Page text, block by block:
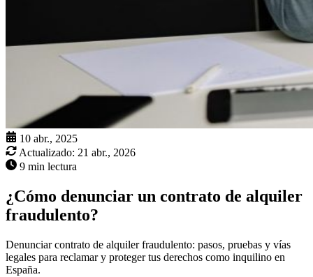
10 abr., 2025
Actualizado: 21 abr., 2026
9 min lectura
¿Cómo denunciar un contrato de alquiler
fraudulento?
Denunciar contrato de alquiler fraudulento: pasos, pruebas y vías
legales para reclamar y proteger tus derechos como inquilino en
España.